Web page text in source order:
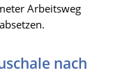
Arbeitsweg
nach